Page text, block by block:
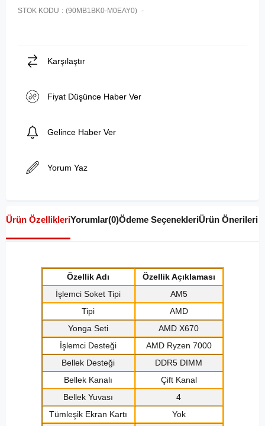
STOK KODU (90MB1BK0-M0EAY0)
Karşılaştır
Fiyat Düşünce Haber Ver
Gelince Haber Ver
Yorum Yaz
Ürün ÖzellikleriYorumlar(0)Ödeme SeçenekleriÜrün Önerileri
Özellik Adı
Özellik Açıklaması
İşlemci Soket Tipi
AM5
Tipi
AMD
Yonga Seti
AMD X670
İşlemci Desteği
AMD Ryzen 7000
Bellek Desteği
DDR5 DIMM
Bellek Kanalı
Çift Kanal
Bellek Yuvası
4
Tümleşik Ekran Kartı
Yok